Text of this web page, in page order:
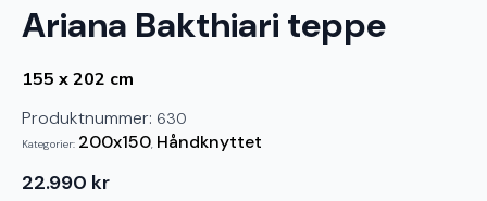
Ariana Bakthiari teppe
155 x 202 cm
Produktnummer: 630
Kategorier: 200x150 Håndknyttet
22.990 kr